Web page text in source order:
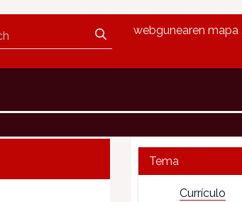
webgunearen mapa
Tema
Currículo